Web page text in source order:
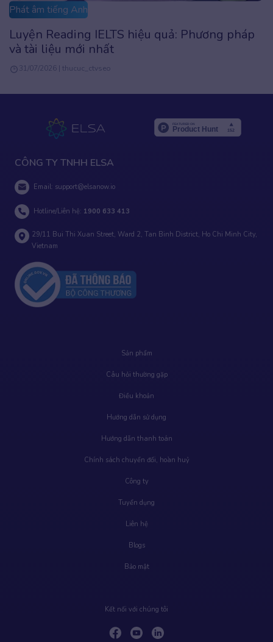
Phát âm tiếng Anh
Cách đọc tỉ số trong tiếng Anh các môn thể
thao chuẩn người bản xứ
16/07/2026 | nghan
CÔNG TY TNHH ELSA
Email: support@elsanow.io
Hotline/Liên hệ: 1900 633 413
29/11 Bui Thi Xuan Street, Ward 2, Tan Binh District, Ho Chi Minh City,
Vietnam
Sản phẩm
Câu hỏi thường gặp
Điều khoản
Hướng dẫn sử dụng
Hướng dẫn thanh toán
Chính sách chuyển đổi, hoàn huỷ
Công ty
Tuyển dụng
Liên hệ
Blogs
Bảo mật
Kết nối với chúng tôi